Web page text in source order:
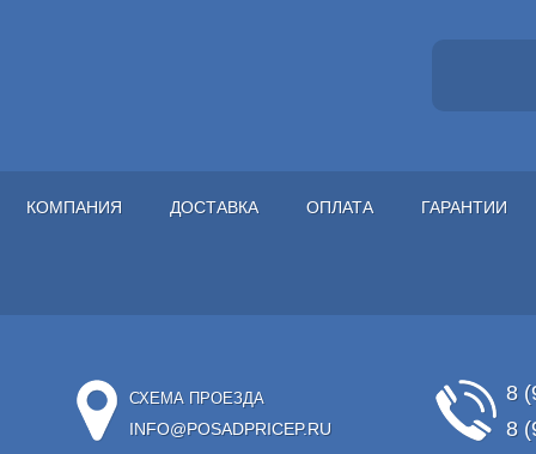
КОМПАНИЯ ДОСТАВКА ОПЛАТА ГАРАНТИИ
СХЕМА ПРОЕЗДА
INFO@POSADPRICEP.RU
8
8